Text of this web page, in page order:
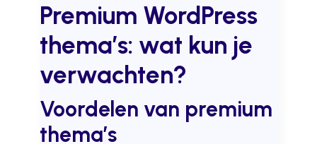
Premium WordPress
thema’s: wat kun je
verwachten?
Voordelen van premium
thema’s